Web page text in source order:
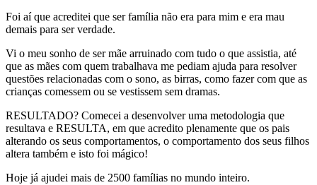
Foi aí que acreditei que ser família não era para mim e era mau
demais para ser verdade.
Vi o meu sonho de ser mãe arruinado com tudo o que assistia, até
que as mães com quem trabalhava me pediam ajuda para resolver
questões relacionadas com o sono, as birras, como fazer com que as
crianças comessem ou se vestissem sem dramas.
RESULTADO? Comecei a desenvolver uma metodologia que
resultava e RESULTA, em que acredito plenamente que os pais
alterando os seus comportamentos, o comportamento dos seus filhos
altera também e isto foi mágico!
Hoje já ajudei mais de 2500 famílias no mundo inteiro.